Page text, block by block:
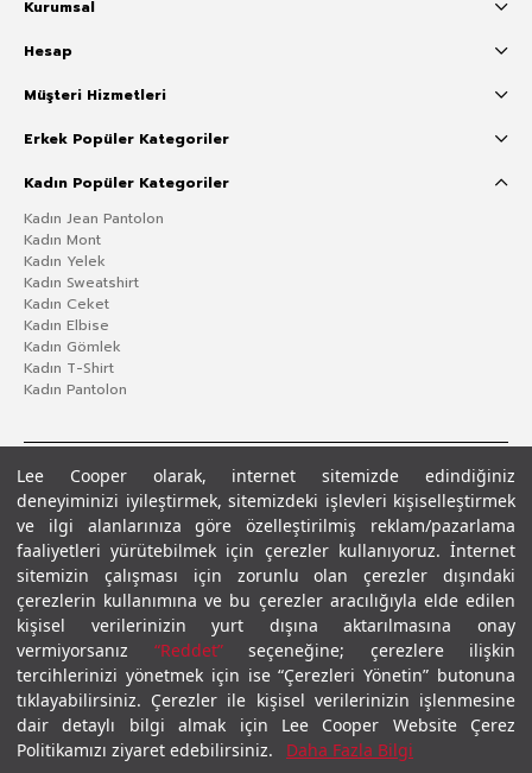
Lee Cooper olarak, internet sitemizde edindiğiniz
deneyiminizi iyileştirmek, sitemizdeki işlevleri kişiselleştirmek
ve ilgi alanlarınıza göre özelleştirilmiş reklam/pazarlama
faaliyetleri yürütebilmek için çerezler kullanıyoruz. İnternet
sitemizin çalışması için zorunlu olan çerezler dışındaki
çerezlerin kullanımına ve bu çerezler aracılığıyla elde edilen
kişisel verilerinizin yurt dışına aktarılmasına onay
vermiyorsanız “Reddet”seçeneğine; çerezlere ilişkin
tercihlerinizi yönetmek için ise “Çerezleri Yönetin” butonuna
tıklayabilirsiniz. Çerezler ile kişisel verilerinizin işlenmesine
dair detaylı bilgi almak için Lee Cooper Website Çerez
Politikamızı ziyaret edebilirsiniz.
Daha Fazla Bilgi
Kurumsal
Hesap
Müşteri Hizmetleri
Erkek Popüler Kategoriler
Kadın Popüler Kategoriler
Kadın Jean Pantolon
Kadın Mont
Kadın Yelek
Kadın Sweatshirt
Kadın Ceket
Kadın Elbise
Kadın Gömlek
Kadın T-Shirt
Kadın Pantolon
Gizlilik PolitikasıÇerez Politikası KVKK Aydınlatma MetniŞartlar ve Koşullar
© 2026 Leecooper - Tüm Hakları Saklıdır.